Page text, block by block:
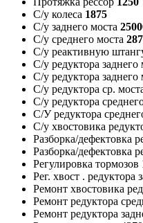
С/у колеса 1875
С/у заднего моста
С/у среднего моста
С/у реактивную
С/у редуктора заднего
С/у редуктора заднего
С/у редуктора ср.
С/у редуктора
С/У редуктора
С/у хвостовика
Разборка/дефектовка
Разборка/дефектовка
Регулировка тормозов
Рег. хвост . редуктора
Ремонт хвостовика
Ремонт редуктора
Ремонт редуктора